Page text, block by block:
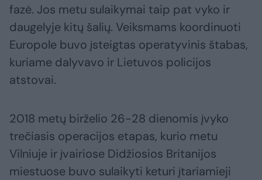
fazė. Jos metu sulaikymai taip pat vyko ir
daugelyje kitų šalių. Veiksmams koordinuoti
Europole buvo įsteigtas operatyvinis štabas,
kuriame dalyvavo ir Lietuvos policijos
atstovai.
2018 metų birželio 26-28 dienomis įvyko
trečiasis operacijos etapas, kurio metu
Vilniuje ir įvairiose Didžiosios Britanijos
miestuose buvo sulaikyti keturi įtariamieji